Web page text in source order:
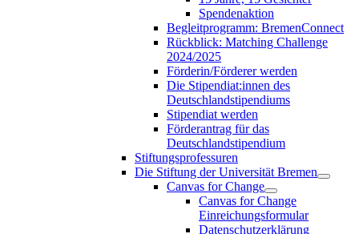
Spendenaktion
Begleitprogramm: BremenConnect
Rückblick: Matching Challenge
2024/2025
Förderin/Förderer werden
Die Stipendiat:innen des
Deutschlandstipendiums
Stipendiat werden
Förderantrag für das
Deutschlandstipendium
Stiftungsprofessuren
Die Stiftung der Universität Bremen
Canvas for Change
Canvas for Change
Einreichungsformular
Datenschutzerklärung